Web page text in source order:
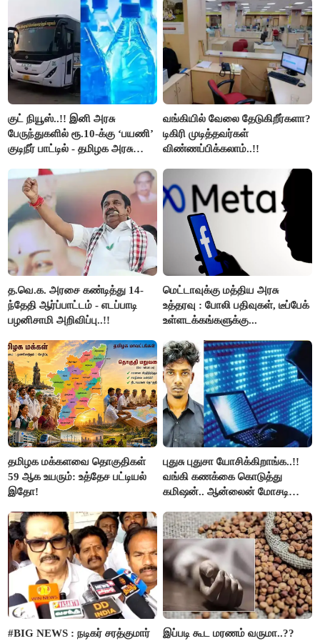
குட் நியூஸ்..!! இனி அரசு
பேருந்துகளில் ரூ.10-க்கு ‘பயணி’
குடிநீர் பாட்டில் - தமிழக அரசு
வங்கியில் வேலை தேடுகிறீர்களா?
டிகிரி முடித்தவர்கள்
விண்ணப்பிக்கலாம்..!!
த.வெ.க. அரசை கண்டித்து 14-
ந்தேதி ஆர்ப்பாட்டம் - எடப்பாடி
பழனிசாமி அறிவிப்பு..!!
மெட்டாவுக்கு மத்திய அரசு
உத்தரவு : போலி பதிவுகள், டீப்பேக்
உள்ளடக்கங்களுக்கு...
தமிழக மக்களவை தொகுதிகள்
59 ஆக உயரும்: உத்தேச பட்டியல்
இதோ!
புதுசு புதுசா யோசிக்கிறாங்க..!!
வங்கி கணக்கை கொடுத்து
கமிஷன்.. ஆன்லைன் மோசடி
கைது..!!
#BIG NEWS : நடிகர் சரத்குமார்
இப்படி கூட மரணம் வருமா..??